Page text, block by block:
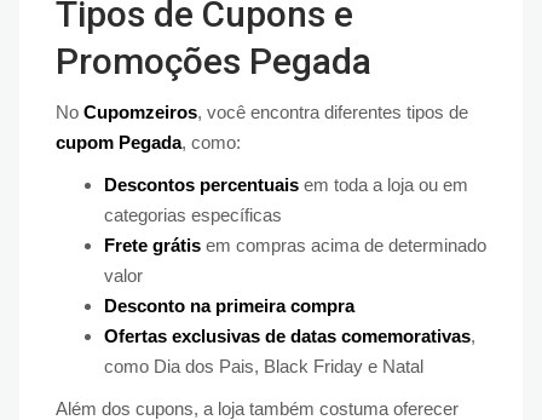
Tipos de Cupons e
Promoções Pegada
No Cupomzeiros, você encontra diferentes tipos de
cupom Pegada, como:
Descontos percentuais em toda a loja ou em
categorias específicas
Frete grátis em compras acima de determinado
valor
Desconto na primeira compra
Ofertas exclusivas de datas comemorativas,
como Dia dos Pais, Black Friday e Natal
Além dos cupons, a loja também costuma oferecer